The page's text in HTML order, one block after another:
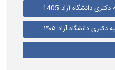
دانشگاه آزاد 1405
دانشگاه آزاد ۱۴۰۵